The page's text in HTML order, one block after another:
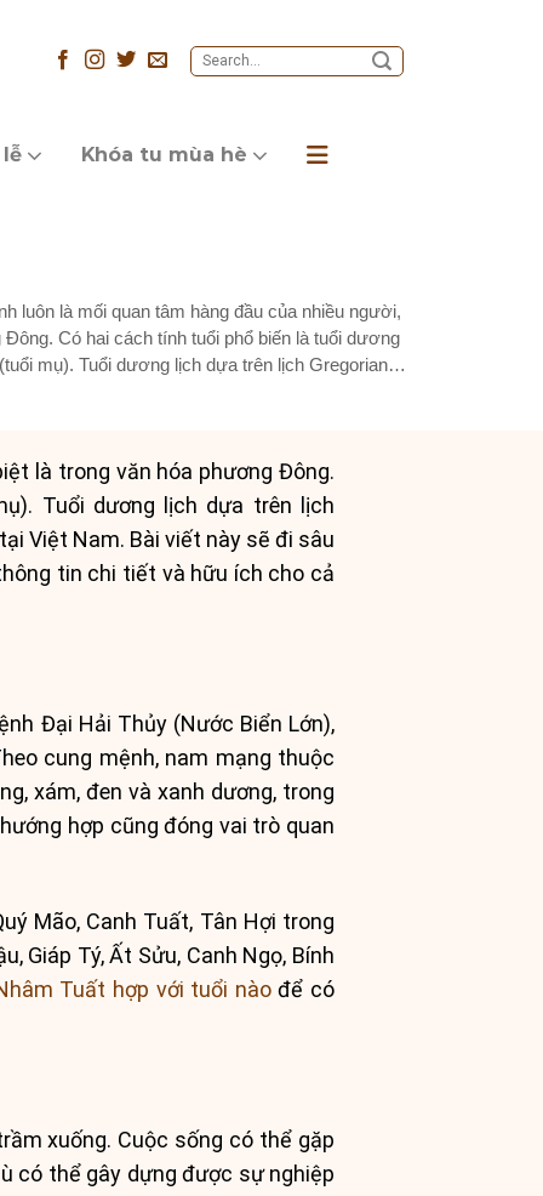
Khóa tu mùa hè
luôn là mối quan tâm hàng đầu của nhiều người,
Có hai cách tính tuổi phổ biến là tuổi dương
mụ). Tuổi dương lịch dựa trên lịch Gregorian,
là trong văn hóa phương Đông.
Tuổi dương lịch dựa trên lịch
Việt Nam. Bài viết này sẽ đi sâu
tin chi tiết và hữu ích cho cả
Đại Hải Thủy (Nước Biển Lớn),
cung mệnh, nam mạng thuộc
xám, đen và xanh dương, trong
hợp cũng đóng vai trò quan
Mão, Canh Tuất, Tân Hợi trong
Giáp Tý, Ất Sửu, Canh Ngọ, Bính
Tuất hợp với tuổi nàođể có
xuống. Cuộc sống có thể gặp
có thể gây dựng được sự nghiệp